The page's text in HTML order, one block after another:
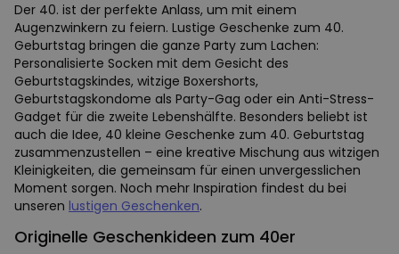
Der 40. ist der perfekte Anlass, um mit einem
Augenzwinkern zu feiern. Lustige Geschenke zum 40.
Geburtstag bringen die ganze Party zum Lachen:
Personalisierte Socken mit dem Gesicht des
Geburtstagskindes, witzige Boxershorts,
Geburtstagskondome als Party-Gag oder ein Anti-Stress-
Gadget für die zweite Lebenshälfte. Besonders beliebt ist
auch die Idee, 40 kleine Geschenke zum 40. Geburtstag
zusammenzustellen – eine kreative Mischung aus witzigen
Kleinigkeiten, die gemeinsam für einen unvergesslichen
Moment sorgen. Noch mehr Inspiration findest du bei
unseren lustigen Geschenken.
Originelle Geschenkideen zum 40er